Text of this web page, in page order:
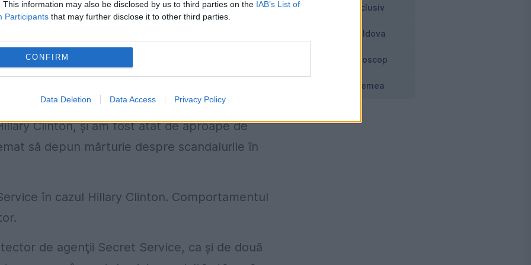
This information may also be disclosed by us to third parties on the IAB’s List of
Participants that may further disclose it to other third parties.
CONFIRM
Data Deletion Data Access Privacy Policy
cu ochiul liber ceea ce alţii nu pot: Hillary
ul lui Clinton – n.r.) sunt scuze foarte suspecte
i-am protejat pe Clintoni ani de zile. Era de
Clinton, şi am fost atât de aproape de
să depun mărturie despre scandalurile în
în cazul Hillary Clinton. Comportamentul
de agenţii Secret Service, ca şi de două
Exclusiv
Moldova
Horoscop
Vremea